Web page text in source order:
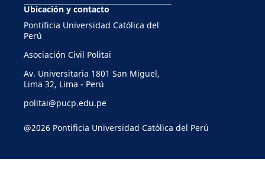
Ubicación y contacto
Pontificia Universidad Católica del
Perú
Asociación Civil Politai
Av. Universitaria 1801 San Miguel,
Lima 32, Lima - Perú
politai@pucp.edu.pe
@2026 Pontificia Universidad Católica del Perú